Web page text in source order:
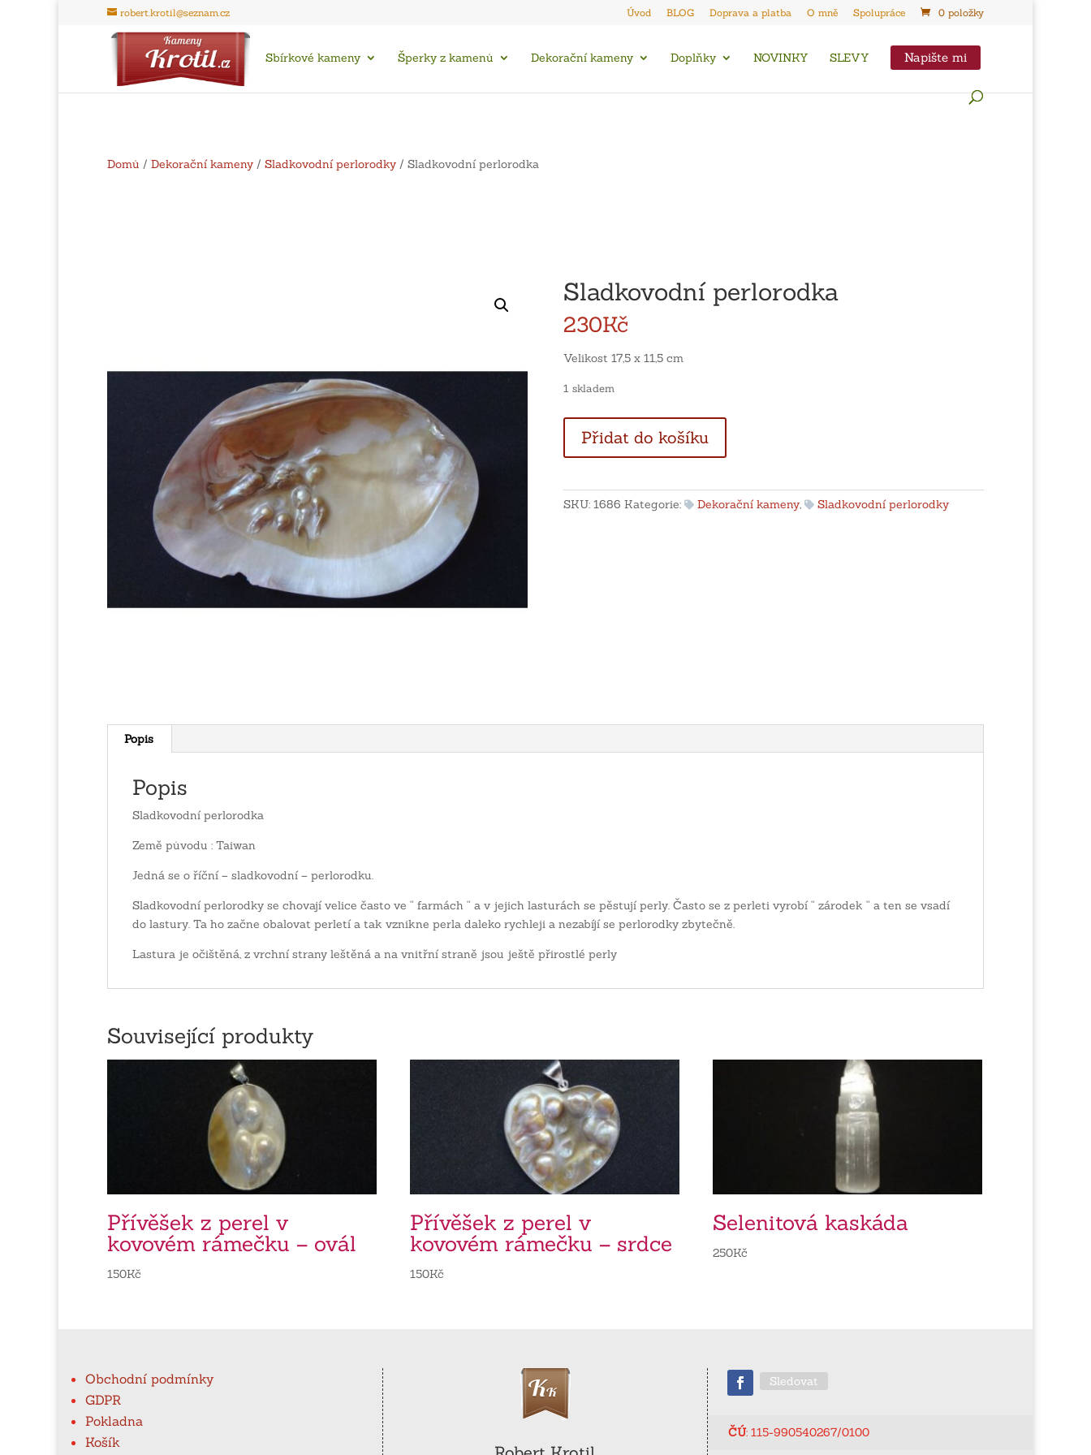
robert.krotil@seznam.cz Úvod BLOG Doprava a platba O mně Spolupráce 0 položky
Sbírkové kameny Šperky z kamenů Dekorační kameny Doplňky NOVINKY SLEVY Napište mi
Domů / Dekorační kameny / Sladkovodní perlorodky / Sladkovodní perlorodka
Sladkovodní perlorodka
230Kč
Velikost 17,5 x 11,5 cm
1 skladem
perlorodka
množství
Přidat do košíku
SKU: 1686 Kategorie: Dekorační kameny, Sladkovodní perlorodky
Popis
Popis
Sladkovodní perlorodka
Země původu : Taiwan
Jedná se o říční – sladkovodní – perlorodku.
Sladkovodní perlorodky se chovají velice často ve “ farmách “ a v jejich lasturách se pěstují perly. Často se z perleti vyrobí “ zárodek “ a ten se vsadí
do lastury. Ta ho začne obalovat perletí a tak vznikne perla daleko rychleji a nezabíjí se perlorodky zbytečně.
Lastura je očištěná, z vrchní strany leštěná a na vnitřní straně jsou ještě přirostlé perly
Související produkty
Přívěšek z perel v
kovovém rámečku – ovál
150Kč
Přívěšek z perel v
kovovém rámečku – srdce
150Kč
Selenitová kaskáda
250Kč
Obchodní podmínky
GDPR
Pokladna
Košík
Sledovat
ČÚ: 115-990540267/0100